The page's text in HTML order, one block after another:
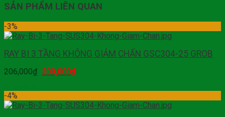
SẢN PHẨM LIÊN QUAN
-3%
RAY BI 3 TẦNG KHÔNG GIẢM CHẤN GSC304-25 GROB
206,000₫ 200,000₫
-4%